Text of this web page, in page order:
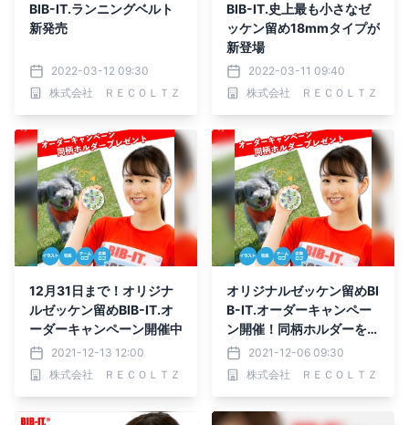
BIB-IT.ランニングベルト
新発売
2022-03-12 09:30
株式会社 ＲＥＣＯＬＴＺ
BIB-IT.史上最も小さなゼ
ッケン留め18mmタイプが
新登場
2022-03-11 09:40
株式会社 ＲＥＣＯＬＴＺ
12月31日まで！オリジナ
ルゼッケン留めBIB-IT.オ
ーダーキャンペーン開催中
2021-12-13 12:00
株式会社 ＲＥＣＯＬＴＺ
オリジナルゼッケン留めBI
B-IT.オーダーキャンペー
ン開催！同柄ホルダーをプ
レゼント2021-12-06 09:30
株式会社 ＲＥＣＯＬＴＺ